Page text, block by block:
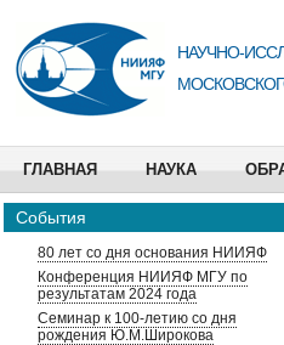
НАУЧНО-
ГЛАВНАЯ НАУКА
События
80 лет со дня основания НИИЯФ
Конференция НИИЯФ МГУ по
результатам 2024 года
Семинар к 100-летию со дня
рождения Ю.М.Широкова